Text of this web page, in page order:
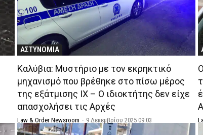
ΑΣΤΥΝΟΜΙΑ
Καλύβια: Μυστήριο με τον εκρηκτικό
μηχανισμό που βρέθηκε στο πίσω μέρος
της εξάτμισης ΙΧ – Ο ιδιοκτήτης δεν είχε
απασχολήσει τις Αρχές
Law & Order Newsroom - 9 Δεκεμβρίου 2025 09:03